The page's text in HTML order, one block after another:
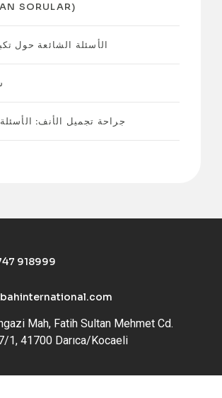
SORULAR)
الأسئلة الشائعة حول
جراحة تجميل الأنف:
918999
Mah, Fatih Sultan Mehmet Cd.
1, 41700 Darıca/Kocaeli